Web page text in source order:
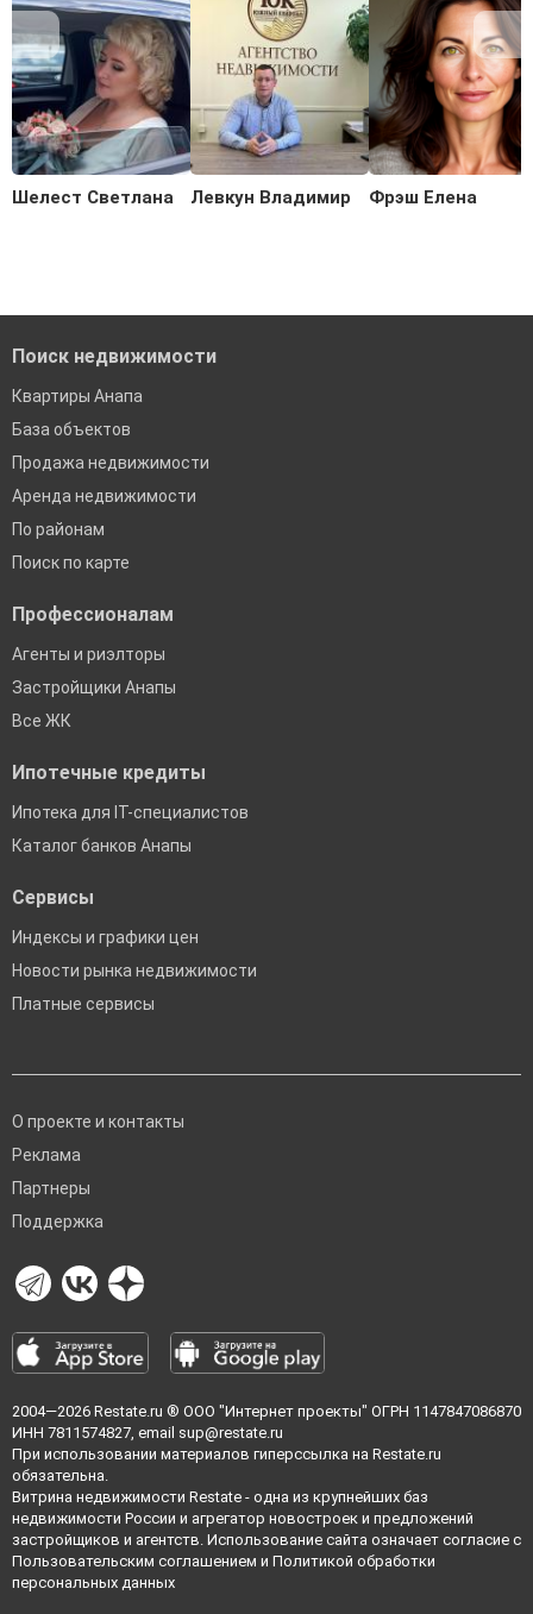
Шелест Светлана Левкун Владимир Фрэш Елена
Поиск недвижимости
Квартиры Анапа
База объектов
Продажа недвижимости
Аренда недвижимости
По районам
Поиск по карте
Профессионалам
Агенты и риэлторы
Застройщики Анапы
Все ЖК
Ипотечные кредиты
Ипотека для IT-специалистов
Каталог банков Анапы
Сервисы
Индексы и графики цен
Новости рынка недвижимости
Платные сервисы
О проекте и контакты
Реклама
Партнеры
Поддержка
2004—2026 Restate.ru ® ООО "Интернет проекты" ОГРН 1147847086870
ИНН 7811574827, email sup@restate.ru
При использовании материалов гиперссылка на Restate.ru
обязательна.
Витрина недвижимости Restate - одна из крупнейших баз
недвижимости России и агрегатор новостроек и предложений
застройщиков и агентств. Использование сайта означает согласие с
Пользовательским соглашением и Политикой обработки
персональных данных